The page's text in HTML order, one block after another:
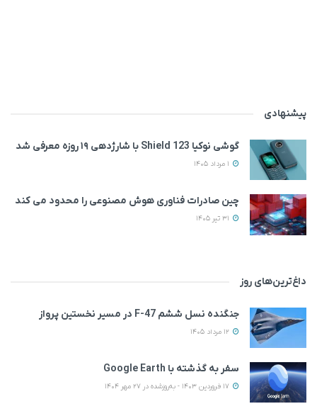
پیشنهادی
گوشی نوکیا 123 Shield با شارژدهی ۱۹ روزه معرفی شد
چین صادرات فناوری هوش مصنوعی را محدود می کند
داغ‌ترین‌های روز
جنگنده نسل ششم F-47 در مسیر نخستین پرواز
سفر به گذشته با Google Earth